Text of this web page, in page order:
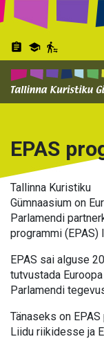
Liigu
edasi
põhisisu
juurde
assignment school transfer_within_a_station
EPAS
Tallinna Kuristiku
Gümnaasium on
Parlamendi
programmi (EPAS)
EPAS sai alguse
tutvustada
Parlamendi
Tänaseks on
Liidu riikidesse ja